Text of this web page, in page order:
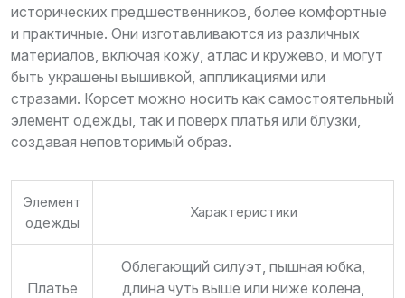
исторических предшественников, более комфортные
и практичные. Они изготавливаются из различных
материалов, включая кожу, атлас и кружево, и могут
быть украшены вышивкой, аппликациями или
стразами. Корсет можно носить как самостоятельный
элемент одежды, так и поверх платья или блузки,
создавая неповторимый образ.
Элемент
одежды
Характеристики
Платье
Облегающий силуэт, пышная юбка,
длина чуть выше или ниже колена,